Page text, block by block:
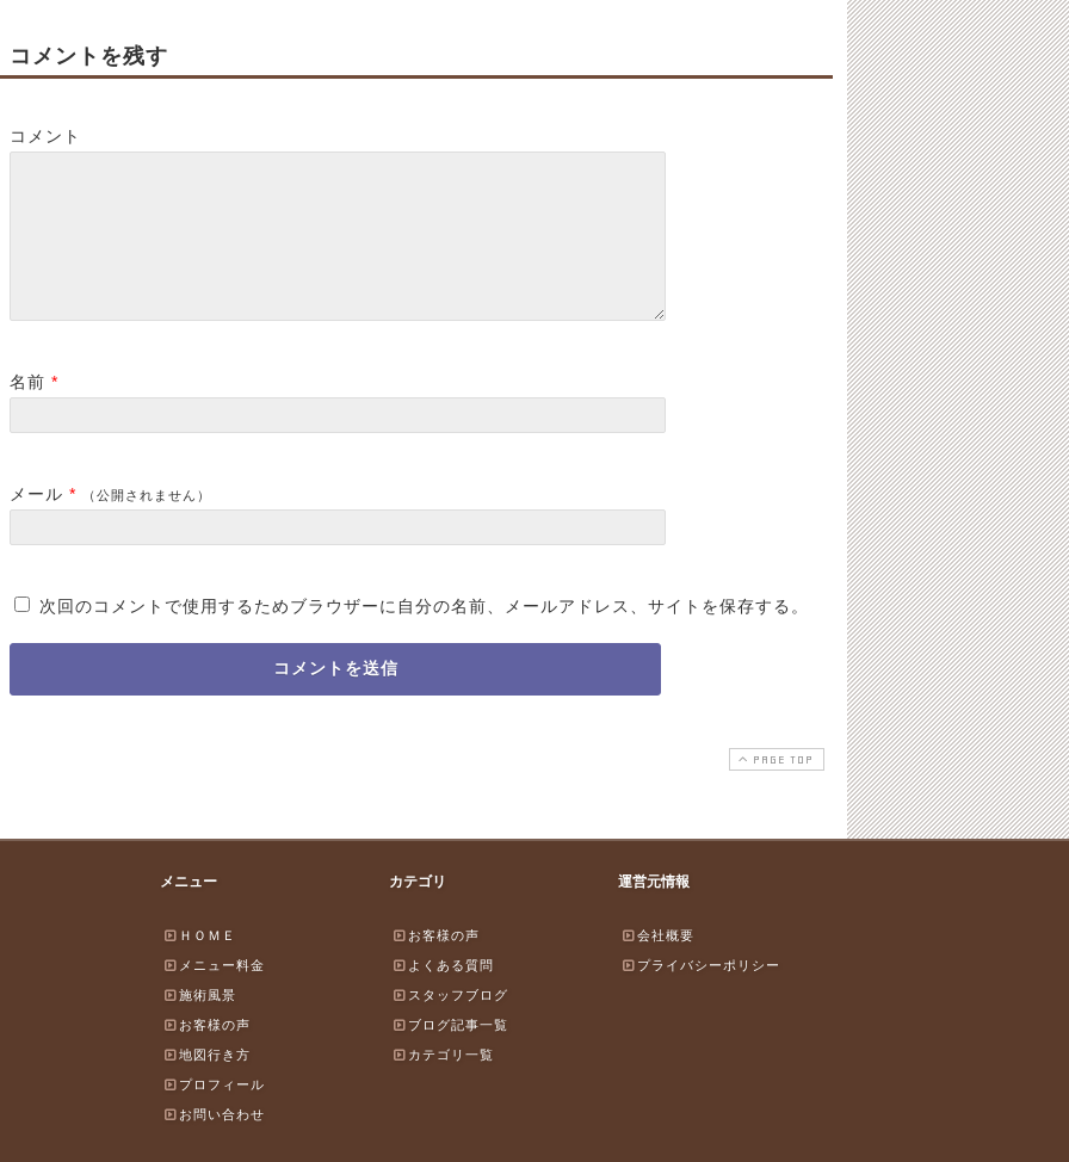
コメントを残す
コメント
名前 *
メール * （公開されません）
次回のコメントで使用するためブラウザーに自分の名前、メールアドレス、サイトを保存する。
PAGE TOP
メニュー
ＨＯＭＥ
メニュー料金
施術風景
お客様の声
地図行き方
プロフィール
お問い合わせ
カテゴリ
お客様の声
よくある質問
スタッフブログ
ブログ記事一覧
カテゴリ一覧
運営元情報
会社概要
プライバシーポリシー